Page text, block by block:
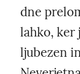
dne
lahko, ker
ljubezen